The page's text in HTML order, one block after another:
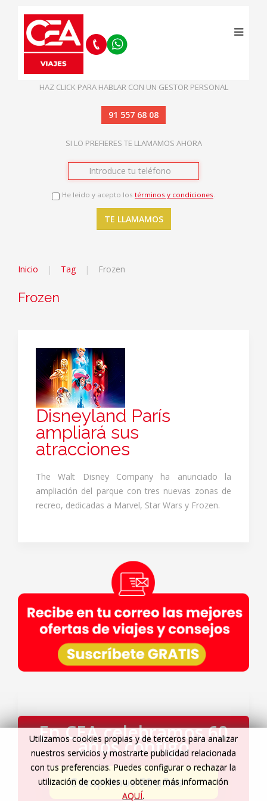
HAZ CLICK PARA HABLAR CON UN GESTOR PERSONAL
91 557 68 08
SI LO PREFIERES TE LLAMAMOS AHORA
He leido y acepto los términos y condiciones.
Inicio Tag Frozen
Frozen
Disneyland París
ampliará sus
atracciones
The Walt Disney Company ha anunciado la
ampliación del parque con tres nuevas zonas de
recreo, dedicadas a Marvel, Star Wars y Frozen.
En CEA celebramos 60
años contigo
Cumplimos 60 años→
Utilizamos cookies propias y de terceros para analizar
nuestros servicios y mostrarte publicidad relacionada
con tus preferencias. Puedes configurar o rechazar la
utilización de cookies u obtener más información
AQUÍ.